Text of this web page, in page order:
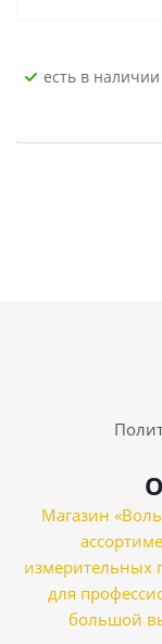
Есть в
Магазин
измерительных
для
большой